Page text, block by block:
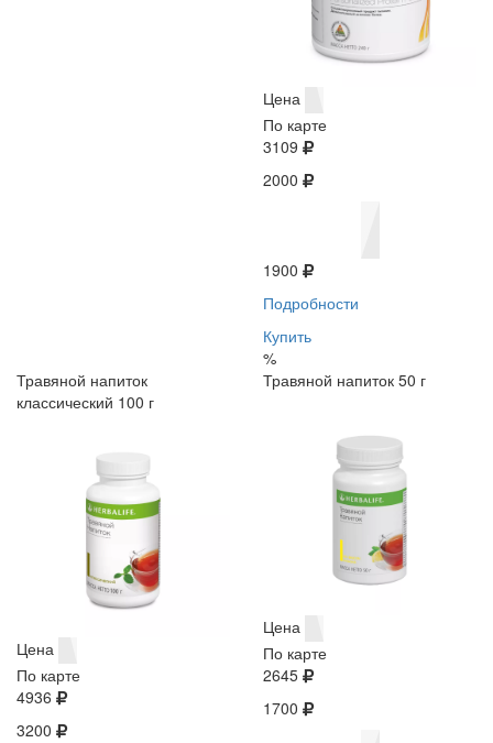
Цена
По карте
3109
2000
1900
Подробности
Купить
%
Травяной напиток
классический 100 г
Цена
По карте
4936
3200
Травяной напиток 50 г
Цена
По карте
2645
1700